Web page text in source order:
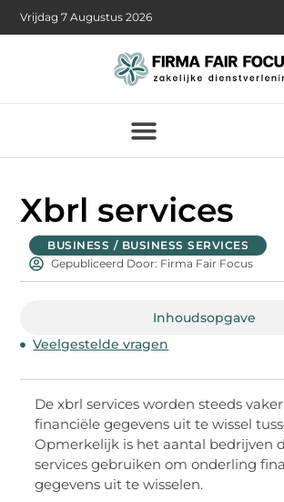
Vrijdag 7 Augustus 2026
Xbrl services
BUSINESS / BUSINESS SERVICES
Gepubliceerd Door: Firma Fair Focus
Inhoudsopgave
Veelgestelde vragen
De xbrl services worden steeds
financiële gegevens uit te wissel
Opmerkelijk is het aantal bedrijven
services gebruiken om onderling
gegevens uit te wisselen.